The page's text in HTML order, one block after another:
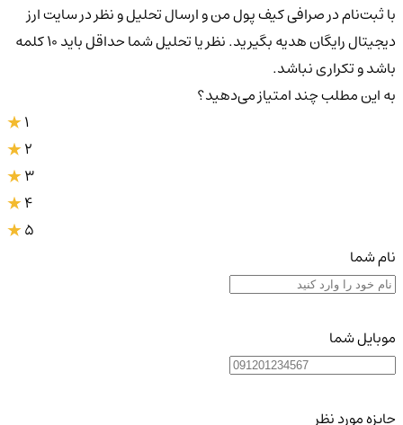
با ثبت‌نام در صرافی کیف پول من و ارسال تحلیل و نظر در سایت ارز
دیجیتال رایگان هدیه بگیرید. نظر یا تحلیل شما حداقل باید ۱۰ کلمه
باشد و تکراری نباشد.
به این مطلب چند امتیاز می‌دهید؟
3
4
5
نام شما
موبایل شما
جایزه مورد نظر